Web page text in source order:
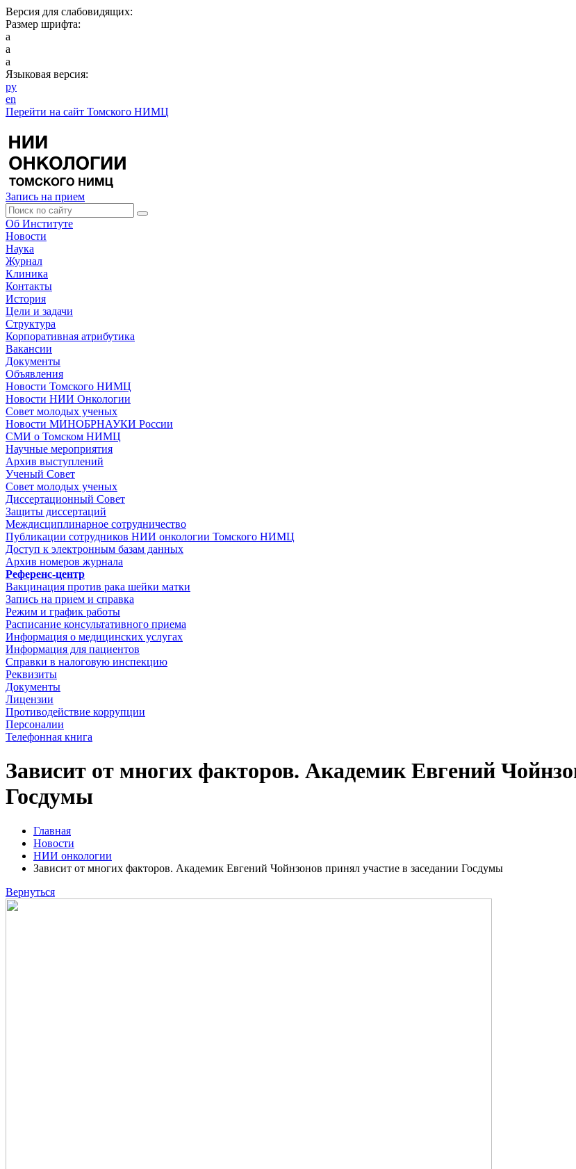
Версия для слабовидящих:
Размер шрифта:
a
a
a
Языковая версия:
ру
en
Перейти на сайт Томского НИМЦ
Запись на прием
Об Институте
Новости
Наука
Журнал
Клиника
Контакты
История
Цели и задачи
Структура
Корпоративная атрибутика
Вакансии
Документы
Объявления
Новости Томского НИМЦ
Новости НИИ Онкологии
Совет молодых ученых
Новости МИНОБРНАУКИ России
СМИ о Томском НИМЦ
Научные мероприятия
Архив выступлений
Ученый Совет
Совет молодых ученых
Диссертационный Совет
Защиты диссертаций
Междисциплинарное сотрудничество
Публикации сотрудников НИИ онкологии Томского НИМЦ
Доступ к электронным базам данных
Архив номеров журнала
Референс-центр
Вакцинация против рака шейки матки
Запись на прием и справка
Режим и график работы
Расписание консультативного приема
Информация о медицинских услугах
Информация для пациентов
Справки в налоговую инспекцию
Реквизиты
Документы
Лицензии
Противодействие коррупции
Персоналии
Телефонная книга
Зависит от многих факторов. Академик Евгений
Госдумы
Главная
Новости
НИИ онкологии
Зависит от многих факторов. Академик Евгений Чойнзонов принял участие в заседании Госдумы
Вернуться